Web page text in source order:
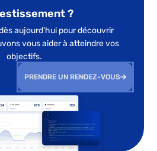
?
aujourd'hui pour découvrir
vous aider à atteindre vos
objectifs.
PRENDRE UN RENDEZ-VOUS